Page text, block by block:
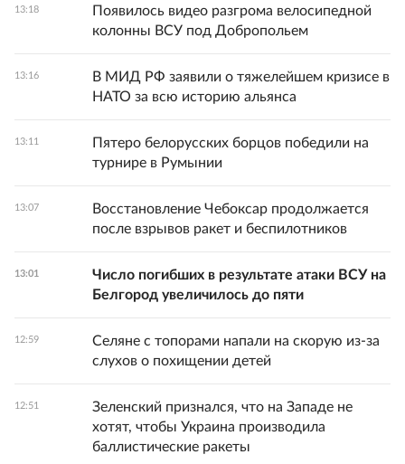
13:18
Появилось видео разгрома велосипедной
колонны ВСУ под Добропольем
13:16
В МИД РФ заявили о тяжелейшем кризисе в
НАТО за всю историю альянса
13:11
Пятеро белорусских борцов победили на
турнире в Румынии
13:07
Восстановление Чебоксар продолжается
после взрывов ракет и беспилотников
13:01
Число погибших в результате атаки ВСУ на
Белгород увеличилось до пяти
12:59
Селяне с топорами напали на скорую из-за
слухов о похищении детей
12:51
Зеленский признался, что на Западе не
хотят, чтобы Украина производила
баллистические ракеты